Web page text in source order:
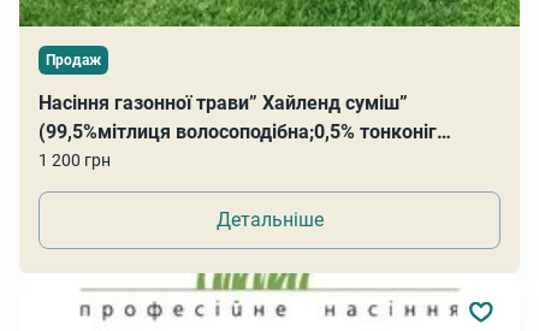
Продаж
Насіння газонної трави” Хайленд суміш”
(99,5%мітлиця волосоподібна;0,5% тонконіг
лучний)
1 200 грн
Детальніше